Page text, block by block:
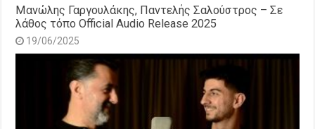
Μανώλης Γαργουλάκης, Παντελής Σαλούστρος – Σε
λάθος τόπο Official Audio Release 2025
19/06/2025